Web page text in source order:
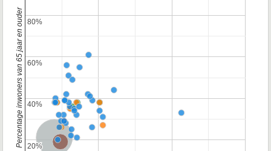
Nederland
Provincie Noord-Holland
20%
20%
40%
40%
60%
60%
80%
80%
Percentage inwoners van 65 jaar en ouder